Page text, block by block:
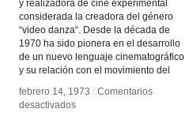
y realizadora de cine experimental
considerada la creadora del género
“video danza“. Desde la década de
1970 ha sido pionera en el desarrollo
de un nuevo lenguaje cinematográfico
y su relación con el movimiento del
febrero 14, 1973 / Comentarios
desactivadosen
febrero 14, 1973 / Comentarios
desactivadosen